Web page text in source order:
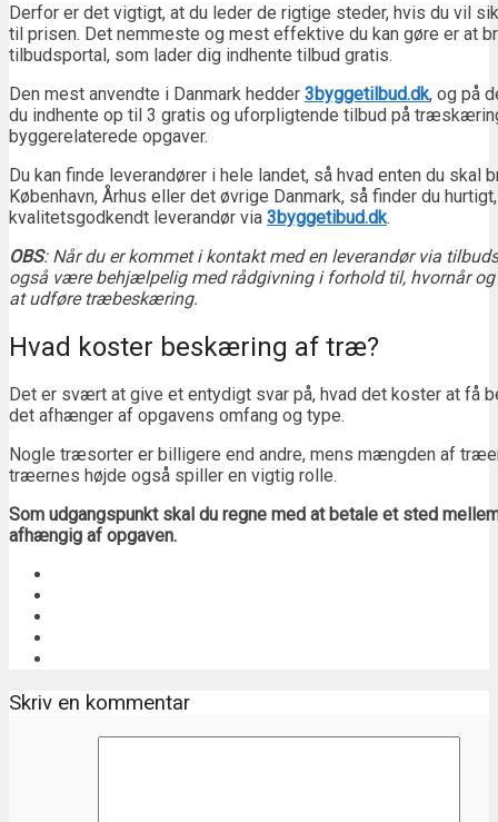
Derfor er det vigtigt, at du leder de rigtige steder, hvis du vil
til prisen. Det nemmeste og mest effektive du kan gøre er at
tilbudsportal, som lader dig indhente tilbud gratis.
Den mest anvendte i Danmark hedder 3byggetilbud.dk, og på
du indhente op til 3 gratis og uforpligtende tilbud på
byggerelaterede opgaver.
Du kan finde leverandører i hele landet, så hvad enten du
København, Århus eller det øvrige Danmark, så finder du
kvalitetsgodkendt leverandør via 3byggetibud.dk.
OBS: Når du er kommet i kontakt med en leverandør via
også være behjælpelig med rådgivning i forhold til, hvornår og
at udføre træbeskæring.
Hvad koster beskæring af træ?
Det er svært at give et entydigt svar på, hvad det koster at få
det afhænger af opgavens omfang og type.
Nogle træsorter er billigere end andre, mens mængden af
træernes højde også spiller en vigtig rolle.
Som udgangspunkt skal du regne med at betale et sted
afhængig af opgaven.
Skriv en kommentar